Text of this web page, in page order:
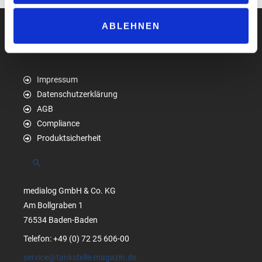
ABLEHNEN
Impressum
Datenschutzerklärung
AGB
Compliance
Produktsicherheit
Suchen
medialog GmbH & Co. KG
Am Bollgraben 1
76534 Baden-Baden
Telefon: +49 (0) 72 25 606-00
service@tankstelle-magazin.de